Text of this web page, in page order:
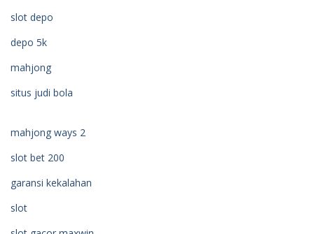
slot depo
depo 5k
mahjong
situs judi bola
mahjong ways 2
slot bet 200
garansi kekalahan
slot